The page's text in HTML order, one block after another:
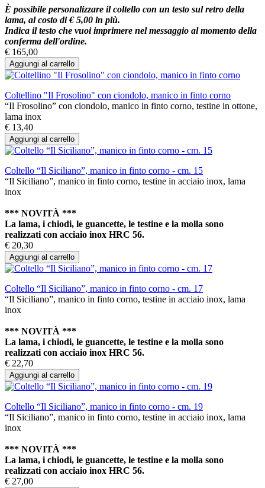
È possibile personalizzare il coltello con un testo sul retro della
lama, al costo di € 5,00 in più.
Indica il testo che vuoi imprimere nel messaggio al momento della
conferma dell'ordine.
€ 165,00
Aggiungi al carrello
Coltellino "Il Frosolino" con ciondolo, manico in finto corno
“Il Frosolino” con ciondolo, manico in finto corno, testine in ottone,
lama inox
€ 13,40
Aggiungi al carrello
Coltello “Il Siciliano”, manico in finto corno - cm. 15
“Il Siciliano”, manico in finto corno, testine in acciaio inox, lama
inox
*** NOVITÀ ***
La lama, i chiodi, le guancette, le testine e la molla sono
realizzati con acciaio inox HRC 56.
€ 20,30
Aggiungi al carrello
Coltello “Il Siciliano”, manico in finto corno - cm. 17
“Il Siciliano”, manico in finto corno, testine in acciaio inox, lama
inox
*** NOVITÀ ***
La lama, i chiodi, le guancette, le testine e la molla sono
realizzati con acciaio inox HRC 56.
€ 22,70
Aggiungi al carrello
Coltello “Il Siciliano”, manico in finto corno - cm. 19
“Il Siciliano”, manico in finto corno, testine in acciaio inox, lama
inox
*** NOVITÀ ***
La lama, i chiodi, le guancette, le testine e la molla sono
realizzati con acciaio inox HRC 56.
€ 27,00